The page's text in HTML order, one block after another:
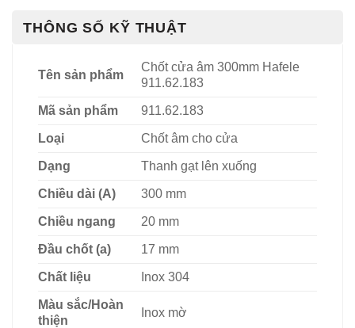
THÔNG SỐ KỸ THUẬT
Tên sản phẩm
Chốt cửa âm 300mm Hafele
911.62.183
Mã sản phẩm 911.62.183
Loại Chốt âm cho cửa
Dạng Thanh gạt lên xuống
Chiều dài (A) 300 mm
Chiều ngang 20 mm
Đầu chốt (a) 17 mm
Chất liệu Inox 304
Màu sắc/Hoàn
thiện
Inox mờ